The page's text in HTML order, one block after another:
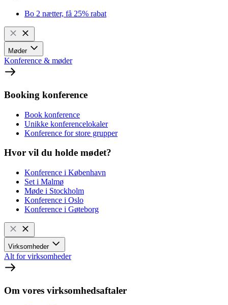
Bo 2 nætter, få 25% rabat
Møder
Konference & møder
Booking konference
Book konference
Unikke konferencelokaler
Konference for store grupper
Hvor vil du holde mødet?
Konference i København
Set i Malmø
Møde i Stockholm
Konference i Oslo
Konference i Gøteborg
Virksomheder
Alt for virksomheder
Om vores virksomhedsaftaler